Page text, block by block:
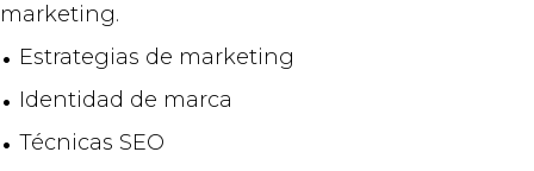
marketing.
Estrategias de marketing
Identidad de marca
Técnicas SEO